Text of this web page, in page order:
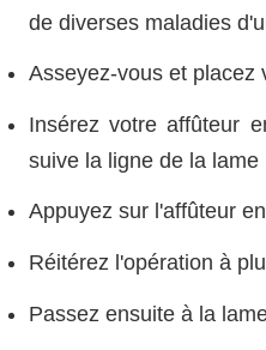
de diverses maladies
Asseyez-vous et placez
Insérez votre affûteur
suive la ligne de la lame
Appuyez sur l'affûteur
Réitérez l'opération à
Passez ensuite à la